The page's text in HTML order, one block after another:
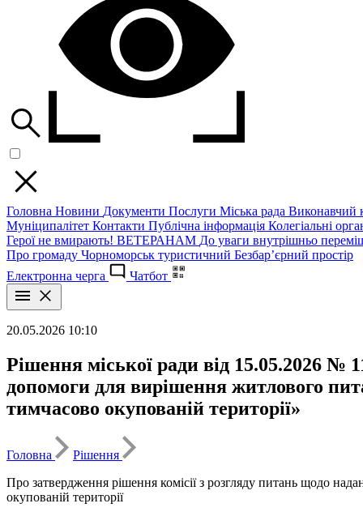
Головна Новини Документи Послуги Міська рада Виконавчий
Муніципалітет Контакти Публічна інформація Колегіальні
Герої не вмирають! ВЕТЕРАНАМ До уваги внутрішньо
Про громаду Чорноморськ туристичний Безбар’єрний простір
Електронна черга
Чатбот
20.05.2026 10:10
Рішення міської ради від 15.05.2026 №
допомоги для вирішення житлового
тимчасово окупованій території»
Головна
Рішення
Про затвердження рішення комісії з розгляду питань щодо
окупованій території